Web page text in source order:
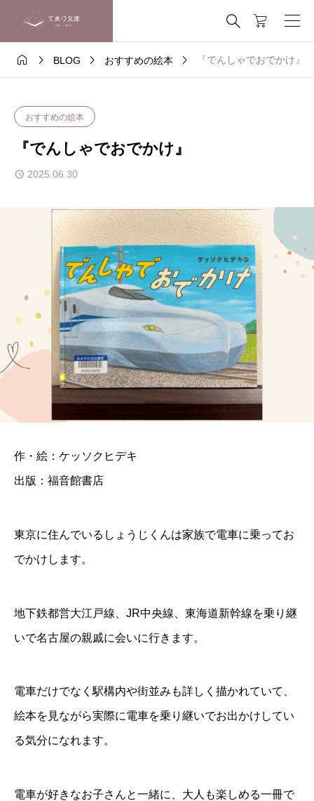

  BLOG  おすすめの絵本  『でんしゃでおでかけ』
おすすめの絵本
『でんしゃでおでかけ』
2025.06.30
作・絵：ケッソクヒデキ
出版：福音館書店
東京に住んでいるしょうじくんは家族で電車に乗ってお
でかけします。
地下鉄都営大江戸線、JR中央線、東海道新幹線を乗り継
いで名古屋の親戚に会いに行きます。
電車だけでなく駅構内や街並みも詳しく描かれていて、
絵本を見ながら実際に電車を乗り継いでお出かけしてい
る気分になれます。
電車が好きなお子さんと一緒に、大人も楽しめる一冊で